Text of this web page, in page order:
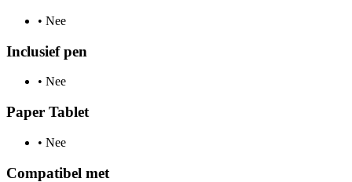
• Nee
Inclusief pen
• Nee
Paper Tablet
• Nee
Compatibel met